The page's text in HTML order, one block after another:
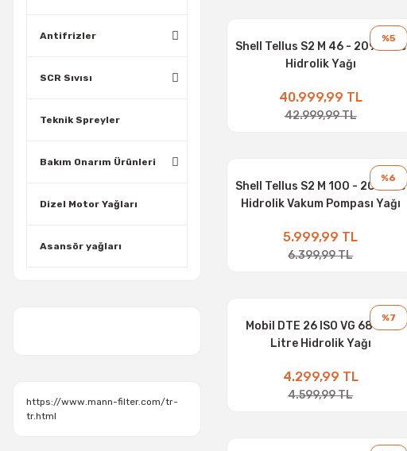
Antifrizler
SCR Sıvısı
Teknik Spreyler
Bakım Onarım Ürünleri
Dizel Motor Yağları
Asansör yağları
https://www.mann-filter.com/tr-
tr.html
%5
Shell Tellus S2 M 46 - 209 Litre
Hidrolik Yağı
40.999,99 TL
42.999,99 TL
%6
Shell Tellus S2 M 100 - 20 Litre
Hidrolik Vakum Pompası Yağı
5.999,99 TL
6.399,99 TL
%7
Mobil DTE 26 ISO VG 68 - 16
Litre Hidrolik Yağı
4.299,99 TL
4.599,99 TL